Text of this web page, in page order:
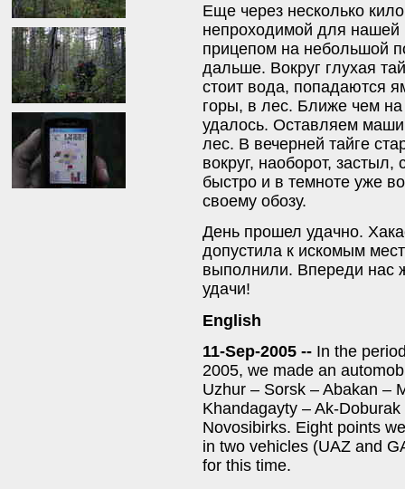
Еще через несколько
непроходимой для
прицепом на небольшой
дальше. Вокруг глухая
стоит вода, попадаются
горы, в лес. Ближе чем на
удалось. Оставляем
лес. В вечерней тайге
вокруг, наоборот,
быстро и в темноте уже
своему обозу.
День прошел удачно.
допустила к искомым
выполнили. Впереди нас
удачи!
English
11-Sep-2005 -- In the
2005, we made an
Uzhur – Sorsk – Abakan –
Khandagayty – Ak-
Novosibirks. Eight points
in two vehicles (UAZ and
for this time.